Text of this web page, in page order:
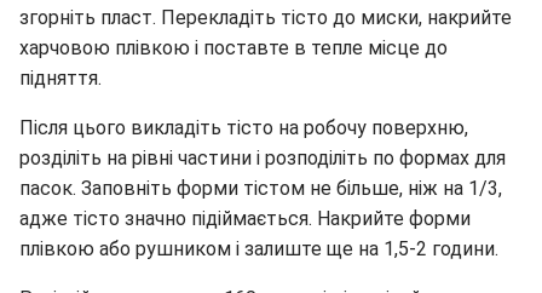
згорніть пласт. Перекладіть тісто до миски, накрийте
харчовою плівкою і поставте в тепле місце до
підняття.
Після цього викладіть тісто на робочу поверхню,
розділіть на рівні частини і розподіліть по формах для
пасок. Заповніть форми тістом не більше, ніж на 1/3,
адже тісто значно підіймається. Накрийте форми
плівкою або рушником і залиште ще на 1,5-2 години.